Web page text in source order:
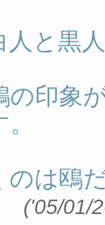
人と黒
の印象
のは鴎
('05/01/